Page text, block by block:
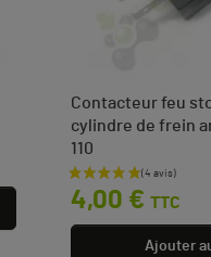
Contacteur feu
cylindre de frein
110
Prix
4,00 € TTC
Ajouter